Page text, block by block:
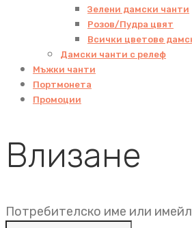
Зелени дамски чанти
Розов/Пудра цвят
Всички цветове
Дамски чанти с релеф
Мъжки чанти
Портмонета
Промоции
Влизане
Потребителско име или